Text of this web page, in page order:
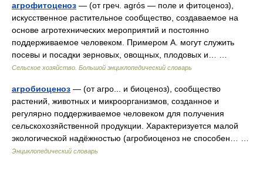
агрофитоценоз — (от греч. agrós — поле и фитоценоз),
искусственное растительное сообщество, создаваемое на
основе агротехнических мероприятий и постоянно
поддерживаемое человеком. Примером А. могут служить
посевы и посадки зерновых, овощных, плодовых и… …
Сельское хозяйство. Большой энциклопедический словарь
агробиоценоз — (от агро... и биоценоз), сообщество
растений, животных и микроорганизмов, созданное и
регулярно поддерживаемое человеком для получения
сельскохозяйственной продукции. Характеризуется малой
экологической надёжностью (агробиоценоз не способен… …
Энциклопедический словарь